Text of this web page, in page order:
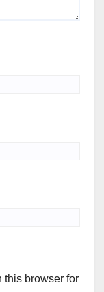
this browser for